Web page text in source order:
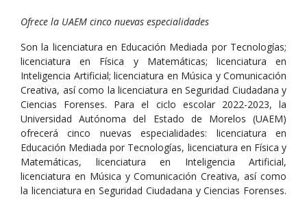
Ofrece la UAEM cinco nuevas especialidades
Son la licenciatura en Educación Mediada por Tecnologías;
licenciatura en Física y Matemáticas; licenciatura en
Inteligencia Artificial; licenciatura en Música y Comunicación
Creativa, así como la licenciatura en Seguridad Ciudadana y
Ciencias Forenses. Para el ciclo escolar 2022-2023, la
Universidad Autónoma del Estado de Morelos (UAEM)
ofrecerá cinco nuevas especialidades: licenciatura en
Educación Mediada por Tecnologías, licenciatura en Física y
Matemáticas, licenciatura en Inteligencia Artificial,
licenciatura en Música y Comunicación Creativa, así como
la licenciatura en Seguridad Ciudadana y Ciencias Forenses.